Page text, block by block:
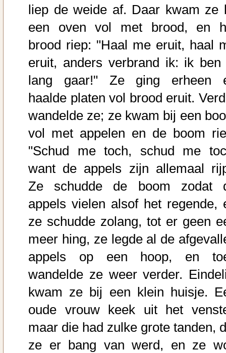
liep de weide af. Daar kwam ze
een oven vol met brood, en
brood riep: "Haal me eruit, haal
eruit, anders verbrand ik: ik ben
lang gaar!" Ze ging erheen
haalde platen vol brood eruit.
wandelde ze; ze kwam bij een
vol met appelen en de boom
"Schud me toch, schud me
want de appels zijn allemaal
Ze schudde de boom zodat
appels vielen alsof het regende,
ze schudde zolang, tot er geen
meer hing, ze legde al de
appels op een hoop, en
wandelde ze weer verder.
kwam ze bij een klein huisje.
oude vrouw keek uit het
maar die had zulke grote tanden,
ze er bang van werd, en ze